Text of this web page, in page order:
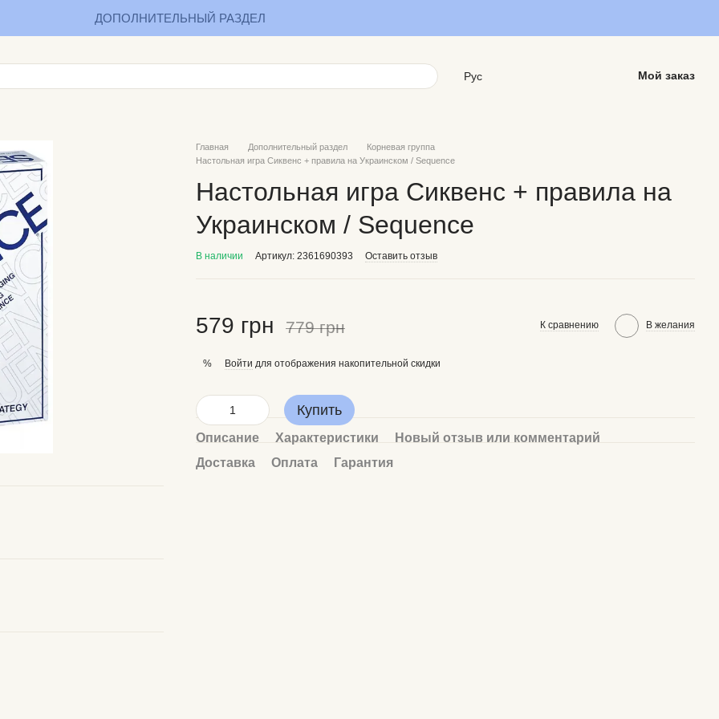
ДОПОЛНИТЕЛЬНЫЙ РАЗДЕЛ
Рус Мой заказ
Главная Дополнительный раздел
Корневая группа
Настольная игра Сиквенс + правила на Украинском / Sequence
Настольная игра Сиквенс + правила на
Украинском / Sequence
В наличии Артикул: 2361690393 Оставить отзыв
579 грн 779 грн К сравнению В желания
% Войти для отображения накопительной скидки
Купить
Описание Характеристики
Новый отзыв или комментарий
Доставка
Оплата Гарантия